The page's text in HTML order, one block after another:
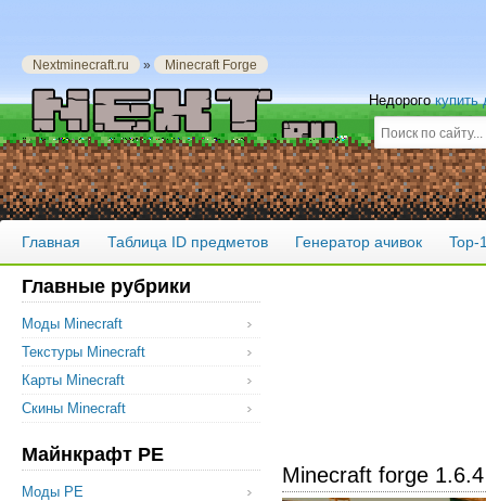
Nextminecraft.ru » Minecraft Forge
Недорогокупить
Главная Таблица ID предметов Генератор ачивок Top-
Главные рубрики
Моды Minecraft
Текстуры Minecraft
Карты Minecraft
Скины Minecraft
Майнкрафт PE
Моды PE
Minecraft forge 1.6.4